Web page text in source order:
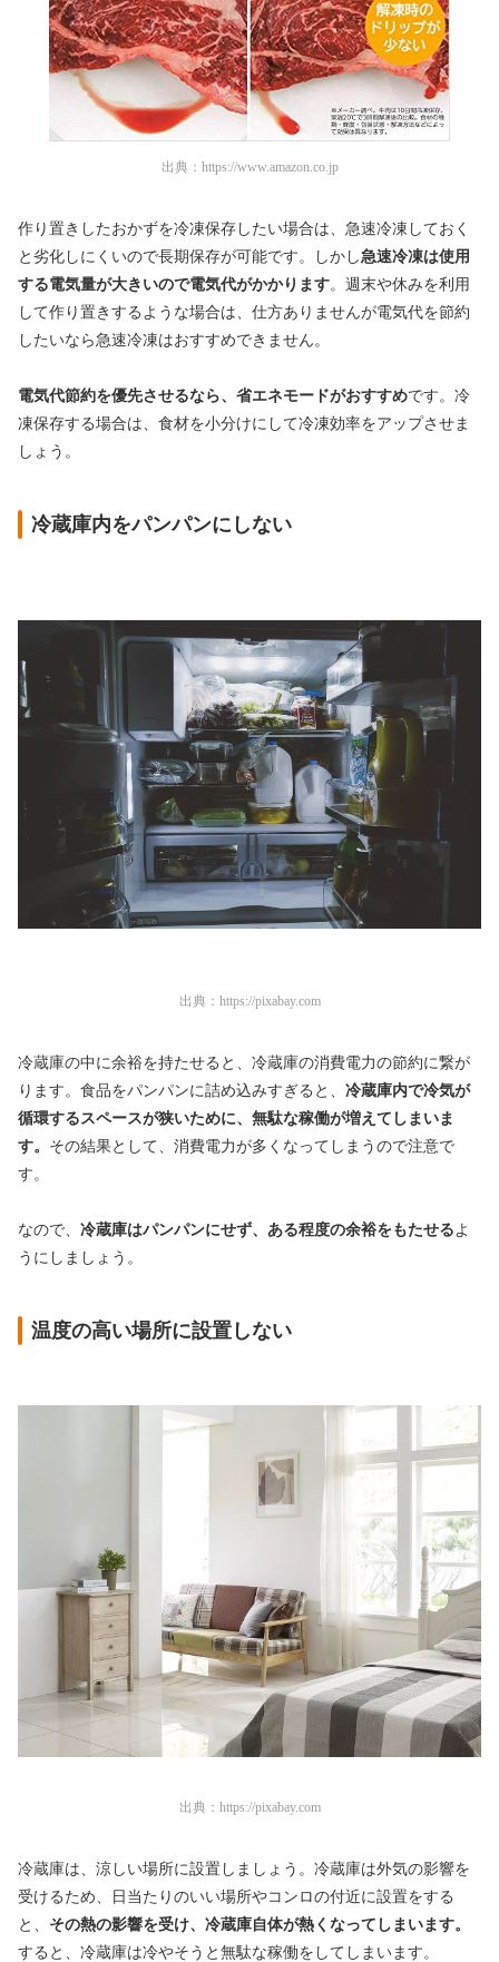
出典： https://www.amazon.co.jp
作り置きしたおかずを冷凍保存したい場合は、急速冷凍しておく
と劣化しにくいので長期保存が可能です。しかし急速冷凍は使用
する電気量が大きいので電気代がかかります。週末や休みを利用
して作り置きするような場合は、仕方ありませんが電気代を節約
したいなら急速冷凍はおすすめできません。
電気代節約を優先させるなら、省エネモードがおすすめです。冷
凍保存する場合は、食材を小分けにして冷凍効率をアップさせま
しょう。
冷蔵庫内をパンパンにしない
出典： https://pixabay.com
冷蔵庫の中に余裕を持たせると、冷蔵庫の消費電力の節約に繋が
ります。食品をパンパンに詰め込みすぎると、 冷蔵庫内で冷気が
循環するスペースが狭いために、無駄な稼働が増えてしまいま
す。 その結果として、消費電力が多くなってしまうので注意で
す。
なので、 冷蔵庫はパンパンにせず、ある程度の余裕をもたせる よ
うにしましょう。
温度の高い場所に設置しない
出典： https://pixabay.com
冷蔵庫は、涼しい場所に設置しましょう。冷蔵庫は外気の影響を
受けるため、日当たりのいい場所やコンロの付近に設置をする
と、 その熱の影響を受け、冷蔵庫自体が熱くなってしまいます。
すると、冷蔵庫は冷やそうと無駄な稼働をしてしまいます。